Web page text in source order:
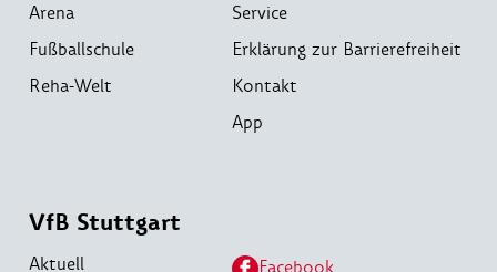
Arena
Fußballschule
Reha-Welt
Service
Erklärung zur Barrierefreiheit
Kontakt
App
VfB Stuttgart
Aktuell
Facebook